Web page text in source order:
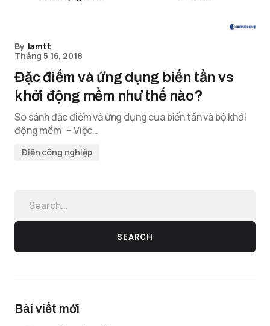
By lamtt
Tháng 5 16, 2018
Đặc điểm và ứng dụng biến tần vs
khởi động mềm như thế nào?
So sánh đặc điểm và ứng dụng của biến tần và bộ khởi
động mềm – Việc…
Điện công nghiệp
SEARCH
Bài viết mới